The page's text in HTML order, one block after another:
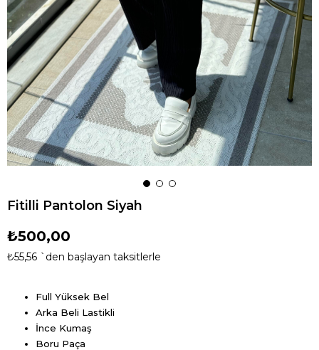
Fitilli Pantolon Siyah
₺500,00
₺55,56 `den başlayan taksitlerle
Full Yüksek Bel
Arka Beli Lastikli
İnce Kumaş
Boru Paça